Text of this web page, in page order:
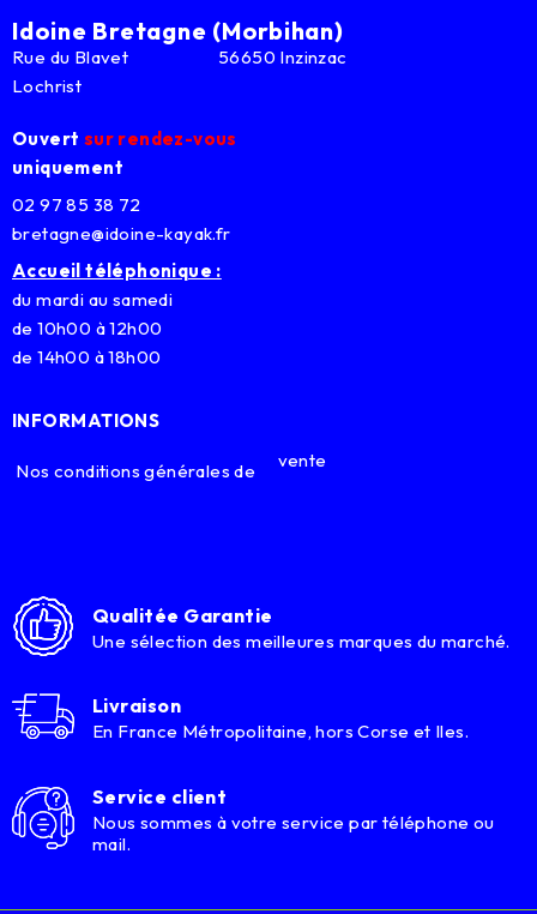
Idoine Bretagne (Morbihan)
Rue du Blavet 56650 Inzinzac
Lochrist
Ouvert sur rendez-vous
uniquement
02 97 85 38 72
bretagne@idoine-kayak.fr
Accueil téléphonique :
du mardi au samedi
de 10h00 à 12h00
de 14h00 à 18h00
INFORMATIONS
Nos conditions générales de vente
Qualitée Garantie
Une sélection des meilleures marques du marché.
Livraison
En France Métropolitaine, hors Corse et Iles.
Service client
Nous sommes à votre service par téléphone ou
mail.